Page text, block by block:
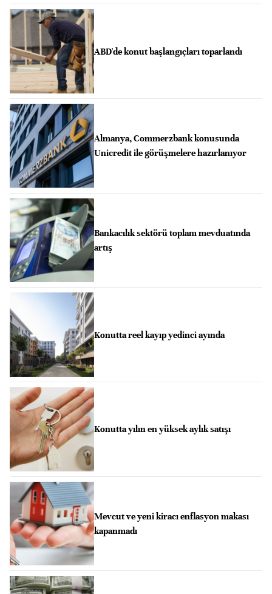
ABD'de konut başlangıçları toparlandı
Almanya, Commerzbank konusunda
Unicredit ile görüşmelere hazırlanıyor
Bankacılık sektörü toplam mevduatında
artış
Konutta reel kayıp yedinci ayında
Konutta yılın en yüksek aylık satışı
Mevcut ve yeni kiracı enflasyon makası
kapanmadı